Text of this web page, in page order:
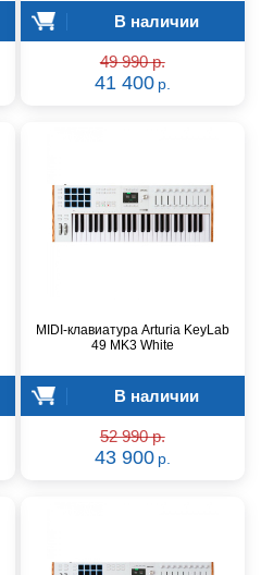
В наличии
49 990 р.
41 400 р.
MIDI-клавиатура Arturia KeyLab
49 MK3 White
В наличии
52 990 р.
43 900 р.